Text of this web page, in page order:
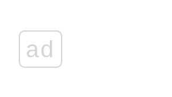
ad